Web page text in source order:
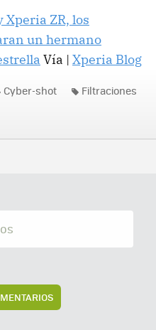
Xperia ZR, los
un hermano
Vía | Xperia Blog
Cyber-shot Filtraciones